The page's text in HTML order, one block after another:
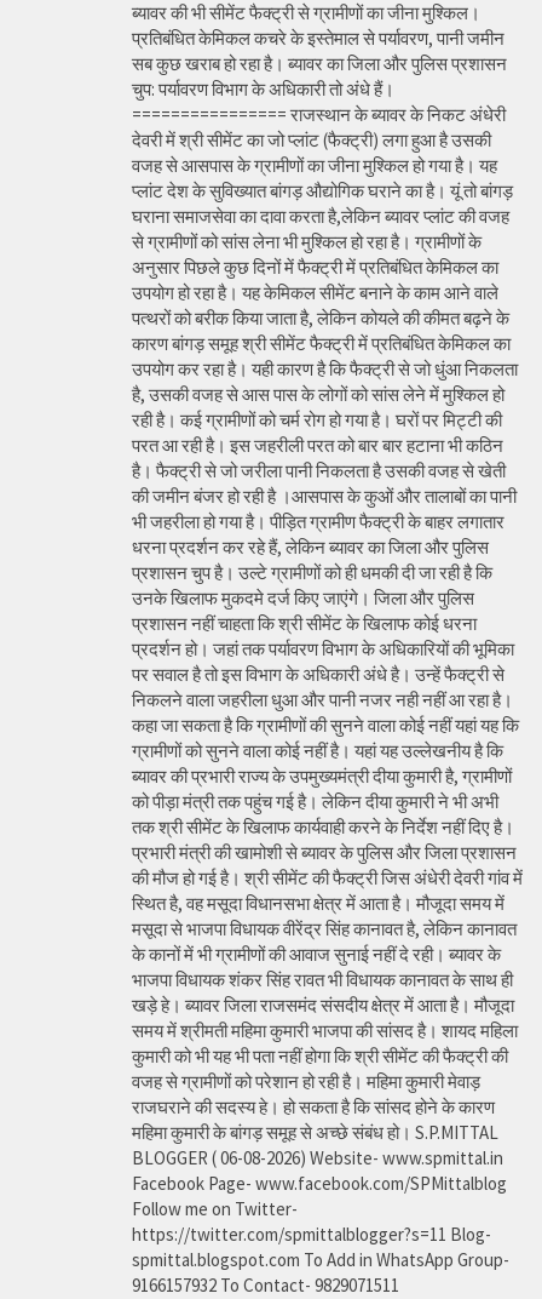
ब्यावर की भी सीमेंट फैक्ट्री से ग्रामीणों का जीना मुश्किल।
प्रतिबंधित केमिकल कचरे के इस्तेमाल से पर्यावरण, पानी जमीन
सब कुछ खराब हो रहा है। ब्यावर का जिला और पुलिस प्रशासन
चुप: पर्यावरण विभाग के अधिकारी तो अंधे हैं।
================ राजस्थान के ब्यावर के निकट अंधेरी
देवरी में श्री सीमेंट का जो प्लांट (फैक्ट्री) लगा हुआ है उसकी
वजह से आसपास के ग्रामीणों का जीना मुश्किल हो गया है। यह
प्लांट देश के सुविख्यात बांगड़ औद्योगिक घराने का है। यूं तो बांगड़
घराना समाजसेवा का दावा करता है,लेकिन ब्यावर प्लांट की वजह
से ग्रामीणों को सांस लेना भी मुश्किल हो रहा है। ग्रामीणों के
अनुसार पिछले कुछ दिनों में फैक्ट्री में प्रतिबंधित केमिकल का
उपयोग हो रहा है। यह केमिकल सीमेंट बनाने के काम आने वाले
पत्थरों को बरीक किया जाता है, लेकिन कोयले की कीमत बढ़ने के
कारण बांगड़ समूह श्री सीमेंट फैक्ट्री में प्रतिबंधित केमिकल का
उपयोग कर रहा है। यही कारण है कि फैक्ट्री से जो धुंआ निकलता
है, उसकी वजह से आस पास के लोगों को सांस लेने में मुश्किल हो
रही है। कई ग्रामीणों को चर्म रोग हो गया है। घरों पर मिट्टी की
परत आ रही है। इस जहरीली परत को बार बार हटाना भी कठिन
है। फैक्ट्री से जो जरीला पानी निकलता है उसकी वजह से खेती
की जमीन बंजर हो रही है ।आसपास के कुओं और तालाबों का पानी
भी जहरीला हो गया है। पीड़ित ग्रामीण फैक्ट्री के बाहर लगातार
धरना प्रदर्शन कर रहे हैं, लेकिन ब्यावर का जिला और पुलिस
प्रशासन चुप है। उल्टे ग्रामीणों को ही धमकी दी जा रही है कि
उनके खिलाफ मुकदमे दर्ज किए जाएंगे। जिला और पुलिस
प्रशासन नहीं चाहता कि श्री सीमेंट के खिलाफ कोई धरना
प्रदर्शन हो। जहां तक पर्यावरण विभाग के अधिकारियों की भूमिका
पर सवाल है तो इस विभाग के अधिकारी अंधे है। उन्हें फैक्ट्री से
निकलने वाला जहरीला धुआ और पानी नजर नही नहीं आ रहा है।
कहा जा सकता है कि ग्रामीणों की सुनने वाला कोई नहीं यहां यह कि
ग्रामीणों को सुनने वाला कोई नहीं है। यहां यह उल्लेखनीय है कि
ब्यावर की प्रभारी राज्य के उपमुख्यमंत्री दीया कुमारी है, ग्रामीणों
को पीड़ा मंत्री तक पहुंच गई है। लेकिन दीया कुमारी ने भी अभी
तक श्री सीमेंट के खिलाफ कार्यवाही करने के निर्देश नहीं दिए है।
प्रभारी मंत्री की खामोशी से ब्यावर के पुलिस और जिला प्रशासन
की मौज हो गई है। श्री सीमेंट की फैक्ट्री जिस अंधेरी देवरी गांव में
स्थित है, वह मसूदा विधानसभा क्षेत्र में आता है। मौजूदा समय में
मसूदा से भाजपा विधायक वीरेंद्र सिंह कानावत है, लेकिन कानावत
के कानों में भी ग्रामीणों की आवाज सुनाई नहीं दे रही। ब्यावर के
भाजपा विधायक शंकर सिंह रावत भी विधायक कानावत के साथ ही
खड़े हे। ब्यावर जिला राजसमंद संसदीय क्षेत्र में आता है। मौजूदा
समय में श्रीमती महिमा कुमारी भाजपा की सांसद है। शायद महिला
कुमारी को भी यह भी पता नहीं होगा कि श्री सीमेंट की फैक्ट्री की
वजह से ग्रामीणों को परेशान हो रही है। महिमा कुमारी मेवाड़
राजघराने की सदस्य हे। हो सकता है कि सांसद होने के कारण
महिमा कुमारी के बांगड़ समूह से अच्छे संबंध हो। S.P.MITTAL
BLOGGER ( 06-08-2026) Website- www.spmittal.in
Facebook Page- www.facebook.com/SPMittalblog
Follow me on Twitter-
https://twitter.com/spmittalblogger?s=11 Blog-
spmittal.blogspot.com To Add in WhatsApp Group-
9166157932 To Contact- 9829071511